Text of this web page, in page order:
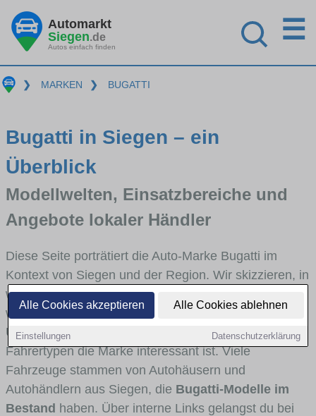
Alle Cookies akzeptieren Alle Cookies ablehnen
Einstellungen Datenschutzerklärung
Automarkt
Siegen.de
Autos einfach finden
☰
❯ MARKEN ❯ BUGATTI
Bugatti in Siegen – ein
Überblick
Modellwelten, Einsatzbereiche und
Angebote lokaler Händler
Diese Seite porträtiert die Auto-Marke Bugatti im
Kontext von Siegen und der Region. Wir skizzieren, in
welchen Fahrzeugklassen Bugatti stark vertreten ist,
welche Modellreihen häufig im Stadt- und
Umlandverkehr zu sehen sind und für welche
Fahrertypen die Marke interessant ist. Viele
Fahrzeuge stammen von Autohäusern und
Autohändlern aus Siegen, die Bugatti-Modelle im
Bestand haben. Über interne Links gelangst du bei